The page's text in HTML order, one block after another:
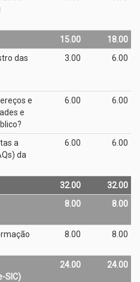
15.00
18.00
das
3.00 6.00
e
e
6.00 6.00
a
da
6.00 6.00
32.00
32.00
8.00 8.00
8.00 8.00
SIC)
24.00 24.00